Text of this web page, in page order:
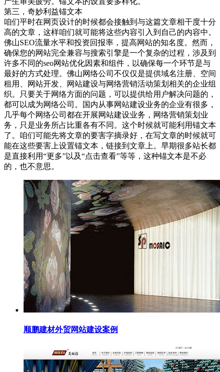
第三，奇妙利益锚文本
咱们平时在网页设计的时候都会接触到与这篇文章相干度十分
高的文章，这样咱们就可能将这些内容引入到自己的内容中。
佛山SEO流量水平和投资回报率，提高网站的知名度。然而，
确保您的网站完全兼容与搜索引擎是一个复杂的过程，涉及到
许多不同的seo网站优化因素和组件，以确保每一个环节是与
最好的方式处理。佛山网络公司不仅仅是提供域名注册、空间
租用、网站开发、网站建设与网络营销活动策划相关的企业组
织。只要关于网络方面的问题，可以提供给用户解决问题的，
都可以成为网络公司。国内从事网站建设业务的企业有很多，
几乎每个网络公司都在开展网站建设业务，网络营销策划业
务，只是业务所占比重各有不同。这个时候就可能利用锚文本
了。咱们可能先将文章的要害字摘录好，在写文章的时候就可
能在这些要害上设置锚文本，链接到文章上。早期很多站长都
是直接利用“更多”以及“点击查看”等等，这种锚文本是不必
的，也不意思。
顺鹏建材外贸网站建设案例